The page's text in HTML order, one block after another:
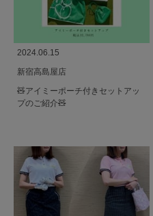
2024.06.15
新宿高島屋店
🧸アイミーポーチ付きセットアッ
プのご紹介🧸